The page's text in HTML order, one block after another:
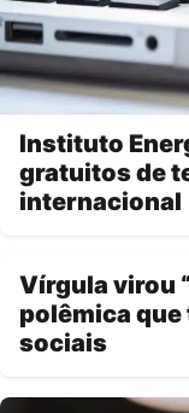
Instituto
gratuitos de
internacional
Vírgula virou
polêmica
sociais